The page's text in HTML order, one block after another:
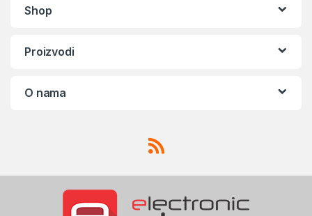
Shop
Proizvodi
O nama